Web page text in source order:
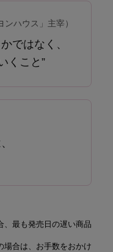
ンハウス」主宰）
ではなく、
くこと”
、最も発売日の遅い商品
場合は、お手数をおかけ